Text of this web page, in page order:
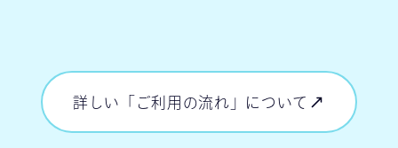
詳しい「ご利用の流れ」について